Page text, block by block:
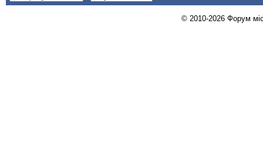
© 2010-2026 Форум